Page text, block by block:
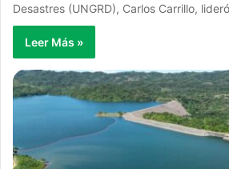
Desastres (UNGRD), Carlos Carrillo,
Leer Más »